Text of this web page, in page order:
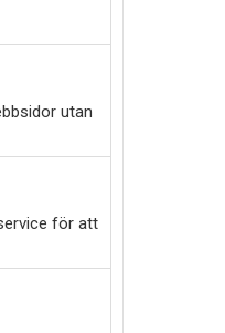
utan
för att